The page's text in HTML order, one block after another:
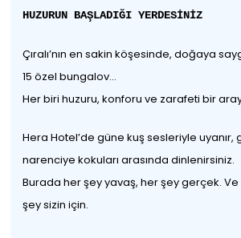
HUZURUN BAŞLADIĞI YERDESİNİZ
Çıralı’nın en sakin köşesinde, doğaya
15 özel bungalov…
Her biri huzuru, konforu ve zarafeti bir
Hera Hotel’de güne kuş sesleriyle uyanır,
narenciye kokuları arasında dinlenirsiniz.
Burada her şey yavaş, her şey gerçek.
şey sizin için.